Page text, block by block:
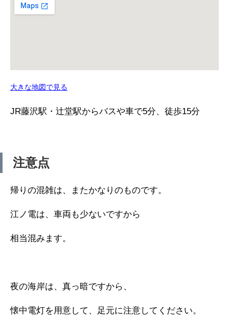
大きな地図で見る
JR藤沢駅・辻堂駅からバスや車で5分、徒歩15分
注意点
帰りの混雑は、またかなりのものです。
江ノ電は、車両も少ないですから
相当混みます。
夜の海岸は、真っ暗ですから、
懐中電灯を用意して、足元に注意してください。